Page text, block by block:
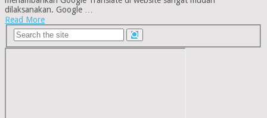
dilaksanakan. Google …
Read More